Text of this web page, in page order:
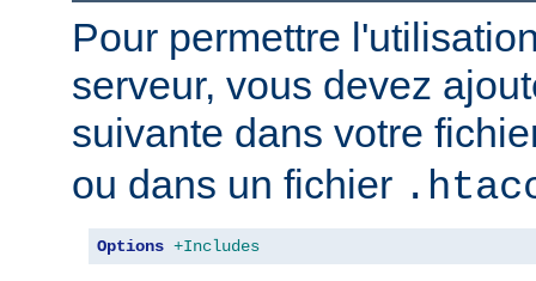
Pour permettre
serveur, vous devez
suivante dans votre
ou dans un fichier
Options +Includes